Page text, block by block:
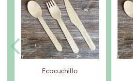
Ecocuchillo